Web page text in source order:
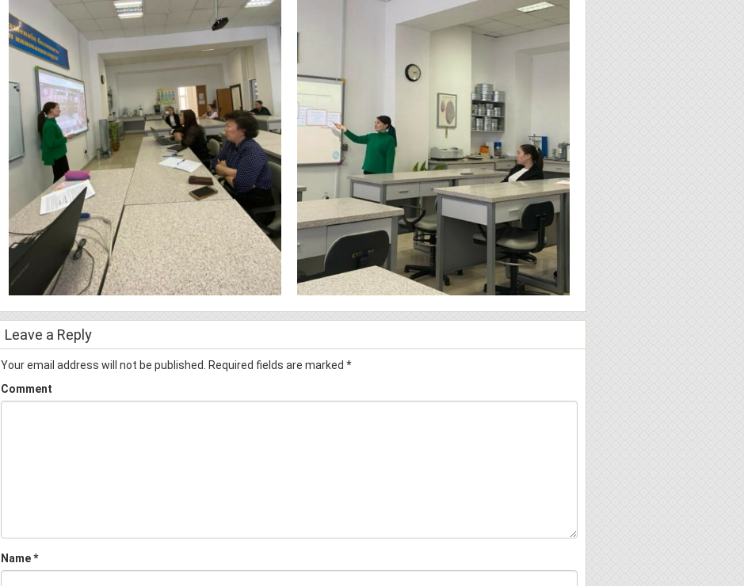
Leave a Reply
Your email address will not be published. Required fields are marked *
Comment
Name*